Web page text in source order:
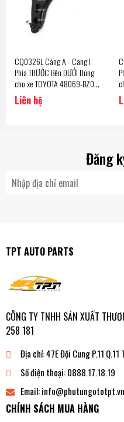
CQ0326L Càng A - Càng I
Phía TRƯỚC Bên DƯỚI Dùng
cho xe TOYOTA 48069-BZ010
Bên Tài CQT33L Hàng CTR -
Korea
Liên hệ
Đăng
TPT AUTO PARTS
CÔNG TY TNHH SẢN XUẤT
258 181
Địa chỉ:47E Đội Cung P.11 Q.11
Số điện thoại:0888.17.18.19
Email:info@phutungototpt.vn
CHÍNH SÁCH MUA HÀNG